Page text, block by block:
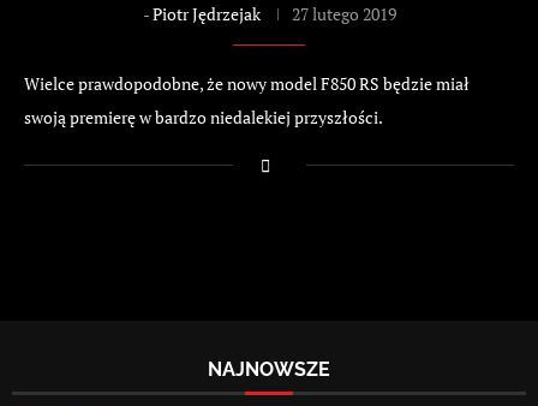
-Piotr Jędrzejak 27 lutego 2019
Wielce prawdopodobne, że nowy model F850 RS będzie miał
swoją premierę w bardzo niedalekiej przyszłości.
NAJNOWSZE